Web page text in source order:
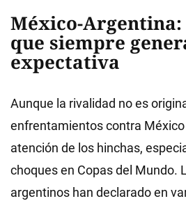
México-
que siempre
expectativa
Aunque la rivalidad no es
enfrentamientos contra
atención de los hinchas,
choques en Copas del Mundo.
argentinos han declarado en